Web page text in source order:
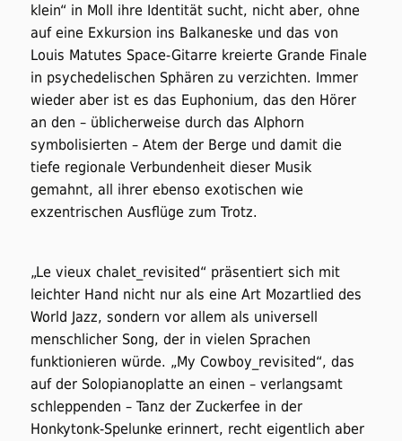
klein“ in Moll ihre Identität sucht, nicht aber, ohne
auf eine Exkursion ins Balkaneske und das von
Louis Matutes Space-Gitarre kreierte Grande Finale
in psychedelischen Sphären zu verzichten. Immer
wieder aber ist es das Euphonium, das den Hörer
an den – üblicherweise durch das Alphorn
symbolisierten – Atem der Berge und damit die
tiefe regionale Verbundenheit dieser Musik
gemahnt, all ihrer ebenso exotischen wie
exzentrischen Ausflüge zum Trotz.
„Le vieux chalet_revisited“ präsentiert sich mit
leichter Hand nicht nur als eine Art Mozartlied des
World Jazz, sondern vor allem als universell
menschlicher Song, der in vielen Sprachen
funktionieren würde. „My Cowboy_revisited“, das
auf der Solopianoplatte an einen – verlangsamt
schleppenden – Tanz der Zuckerfee in der
Honkytonk-Spelunke erinnert, recht eigentlich aber